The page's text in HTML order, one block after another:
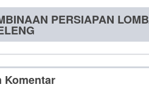
PERSIAPAN
Komentar